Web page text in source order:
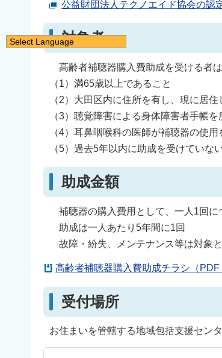
公益財団法人テクノエイド協会の認
対象者
高齢者補聴器購入費助成を受ける者
（1）満65歳以上であること
（2）大田区内に住所を有し、現に居住
（3）聴覚障害による身体障害者手帳
（4）耳鼻咽喉科の医師が補聴器の使
（5）過去5年以内に助成を受けていな
助成金額
補聴器の購入費用として、一人1回に
助成は一人あたり5年間に1回
故障・紛失、メンテナンス等は対象と
高齢者補聴器購入費助成チラシ（PDF
受付場所
お住まいを管轄する地域包括支援セン
Select Language